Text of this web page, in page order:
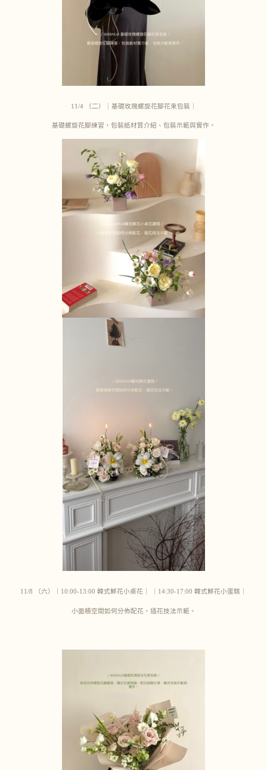
11/4 （二）｜基礎玫瑰螺旋花腳花束包裝｜
基礎螺旋花腳練習，包裝紙材質介紹、包裝示範與實作。
11/8 （六）｜10:00-13:00 韓式鮮花小桌花｜ ｜14:30-17:00 韓式鮮花小蛋糕｜
小面積空間如何分佈配花，插花技法示範。